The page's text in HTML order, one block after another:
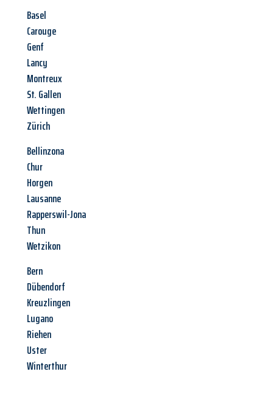
Basel
Carouge
Genf
Lancy
Montreux
St. Gallen
Wettingen
Zürich
Bellinzona
Chur
Horgen
Lausanne
Rapperswil-Jona
Thun
Wetzikon
Bern
Dübendorf
Kreuzlingen
Lugano
Riehen
Uster
Winterthur